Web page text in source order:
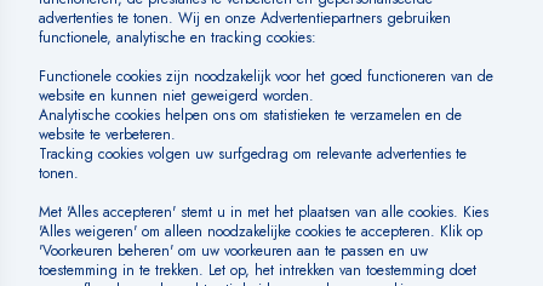
Veelgestelde vragen
SOCIAL MEDIA
BETAALMOGELIJKHEDEN